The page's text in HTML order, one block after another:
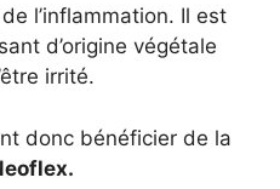
l’inflammation. Il est
d’origine végétale
irrité.
donc bénéficier de la